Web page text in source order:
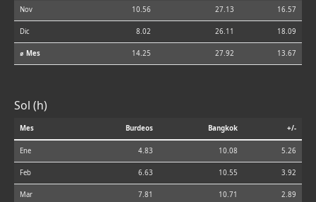
Nov 10.56 27.13 16.57
Dic 8.02 26.11 18.09
⌀ Mes 14.25 27.92 13.67
Sol (h)
Mes Burdeos Bangkok +/-
Ene 4.83 10.08 5.26
Feb 6.63 10.55 3.92
Mar 7.81 10.71 2.89